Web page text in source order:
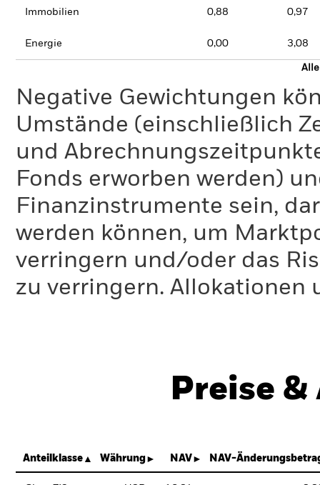
Immobilien 0,88 0,97
Energie 0,00 3,08
Negative Gewichtungen
Umstände (einschließlich
und
Fonds erworben werden)
Finanzinstrumente sein,
werden können, um
verringern und/oder das
zu verringern. Allokationen
Preise
Anteilklasse Währung NAV NAV-